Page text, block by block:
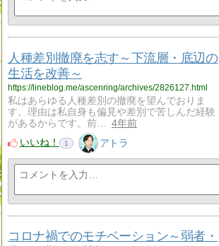
人種差別撤廃を志す～下流層・底辺の
生活を改善～
https://lineblog.me/ascenring/archives/2826127.html
私はあらゆる人種差別の撤廃を望んでおりま
す。理由は私自身も偏見や差別で苦しんだ経験
があるからです。前…
4年前
いいね！
1 アトラ
コロナ禍でのモチベーション～弱者・